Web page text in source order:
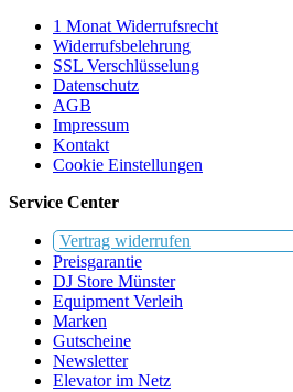
1 Monat Widerrufsrecht
Widerrufsbelehrung
SSL Verschlüsselung
Datenschutz
AGB
Impressum
Kontakt
Cookie Einstellungen
Service Center
Vertrag widerrufen
Preisgarantie
DJ Store Münster
Equipment Verleih
Marken
Gutscheine
Newsletter
Elevator im Netz